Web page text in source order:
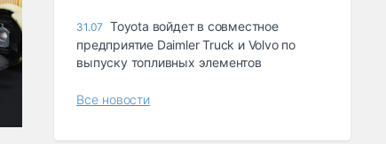
31.07
Toyota войдет в совместное
предприятие Daimler Truck и Volvo по
выпуску топливных элементов
Все новости